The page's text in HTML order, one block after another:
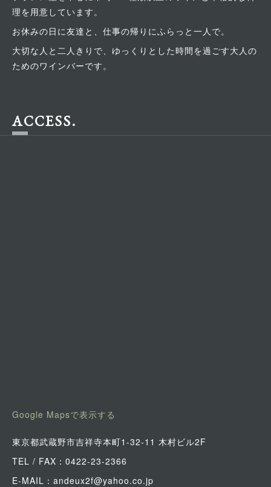
理を用意しています。
お休みの日に友達と、仕事の帰りにふらっと一人で。
大切な人と二人きりで、ゆっくりとした時間を過ごす大人の
ためのワインバーです。
ACCESS
Google Mapsで表示する
東京都武蔵野市吉祥寺本町1-32-11 木村ビル2F
TEL / FAX：0422-23-2366
E-MAIL：andeux2f@yahoo.co.jp